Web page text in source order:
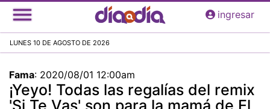
Pasar
al
principal
ingresar
LUNES 10 DE AGOSTO DE 2026
Fama: 2020/08/01 12:00am
¡Yeyo! Todas las regalías del remix